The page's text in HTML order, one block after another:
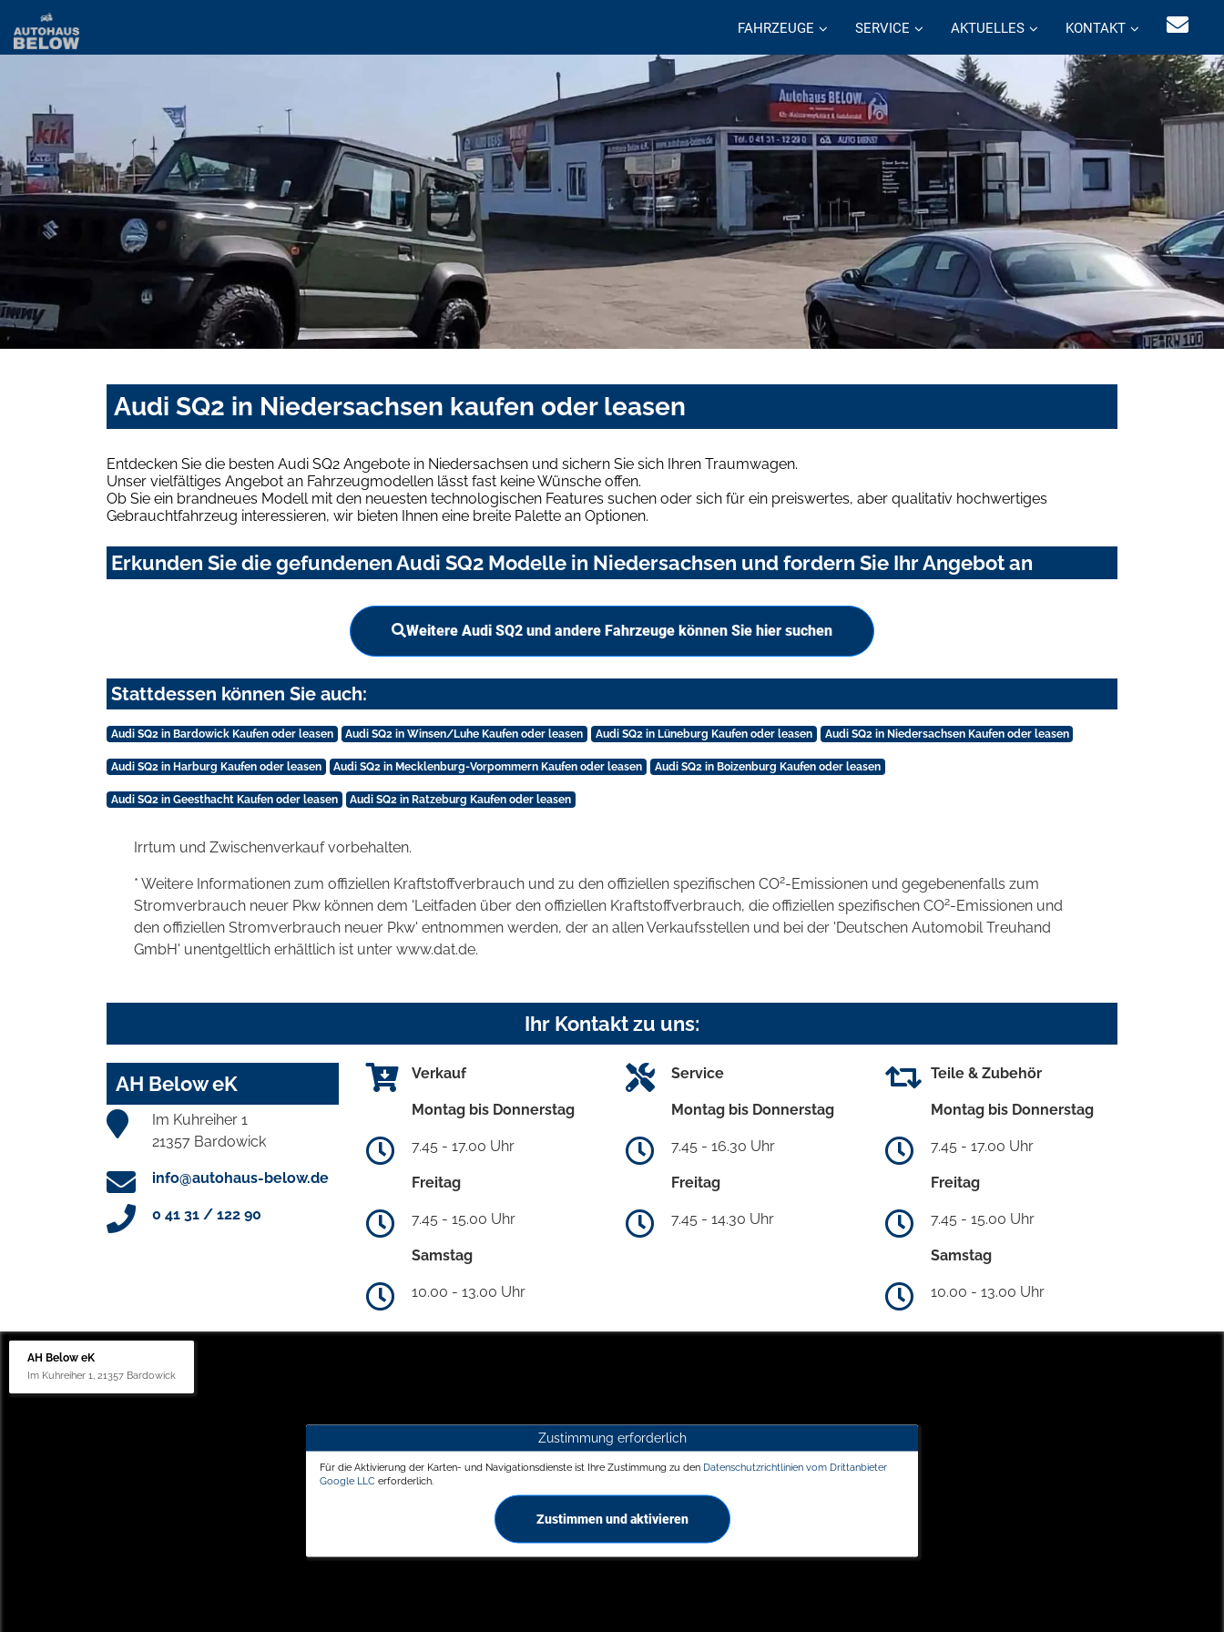
FAHRZEUGE SERVICE AKTUELLES KONTAKT
Audi SQ2 in Niedersachsen kaufen oder leasen
Entdecken Sie die besten Audi SQ2 Angebote in Niedersachsen und sichern Sie sich Ihren Traumwagen.
Unser vielfältiges Angebot an Fahrzeugmodellen lässt fast keine Wünsche offen.
Ob Sie ein brandneues Modell mit den neuesten technologischen Features suchen oder sich für ein preiswertes, aber qualitativ hochwertiges
Gebrauchtfahrzeug interessieren, wir bieten Ihnen eine breite Palette an Optionen.
Erkunden Sie die gefundenen Audi SQ2 Modelle in Niedersachsen und fordern Sie Ihr Angebot an
Weitere Audi SQ2 und andere Fahrzeuge können Sie hier suchen
Stattdessen können Sie auch:
Audi SQ2 in Bardowick Kaufen oder leasen Audi SQ2 in Winsen/Luhe Kaufen oder leasen Audi SQ2 in Lüneburg Kaufen oder leasen Audi SQ2 in Niedersachsen Kaufen oder leasen
Audi SQ2 in Harburg Kaufen oder leasen Audi SQ2 in Mecklenburg-Vorpommern Kaufen oder leasen Audi SQ2 in Boizenburg Kaufen oder leasen
Audi SQ2 in Geesthacht Kaufen oder leasen Audi SQ2 in Ratzeburg Kaufen oder leasen
Irrtum und Zwischenverkauf vorbehalten.
* Weitere Informationen zum offiziellen Kraftstoffverbrauch und zu den offiziellen spezifischen CO2-Emissionen und gegebenenfalls zum
Stromverbrauch neuer Pkw können dem 'Leitfaden über den offiziellen Kraftstoffverbrauch, die offiziellen spezifischen CO2-Emissionen und
den offiziellen Stromverbrauch neuer Pkw' entnommen werden, der an allen Verkaufsstellen und bei der 'Deutschen Automobil Treuhand
GmbH' unentgeltlich erhältlich ist unter www.dat.de.
Ihr Kontakt zu uns:
AH Below eK
Im Kuhreiher 1
21357 Bardowick
info@autohaus-below.de
0 41 31 / 122 90
Verkauf
Montag bis Donnerstag
7.45 - 17.00 Uhr
Freitag
7.45 - 15.00 Uhr
Samstag
10.00 - 13.00 Uhr
Service
Montag bis Donnerstag
7.45 - 16.30 Uhr
Freitag
7.45 - 14.30 Uhr
Teile & Zubehör
Montag bis Donnerstag
7.45 - 17.00 Uhr
Freitag
7.45 - 15.00 Uhr
Samstag
10.00 - 13.00 Uhr
AH Below eK
Im Kuhreiher 1, 21357 Bardowick
Zustimmung erforderlich
Für die Aktivierung der Karten- und Navigationsdienste ist Ihre Zustimmung zu den Datenschutzrichtlinien vom Drittanbieter
Google LLC erforderlich.
Zustimmen und aktivieren